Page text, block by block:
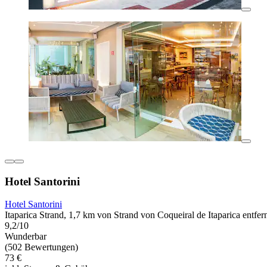
Hotel Santorini
Hotel Santorini
Itaparica Strand, 1,7 km von Strand von Coqueiral de Itaparica
9,2/10
Wunderbar
(502 Bewertungen)
73 €